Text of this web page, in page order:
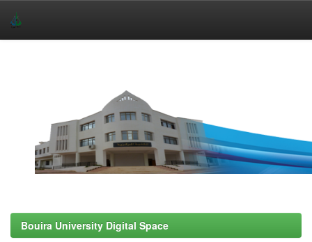
Bouira University Digital Space